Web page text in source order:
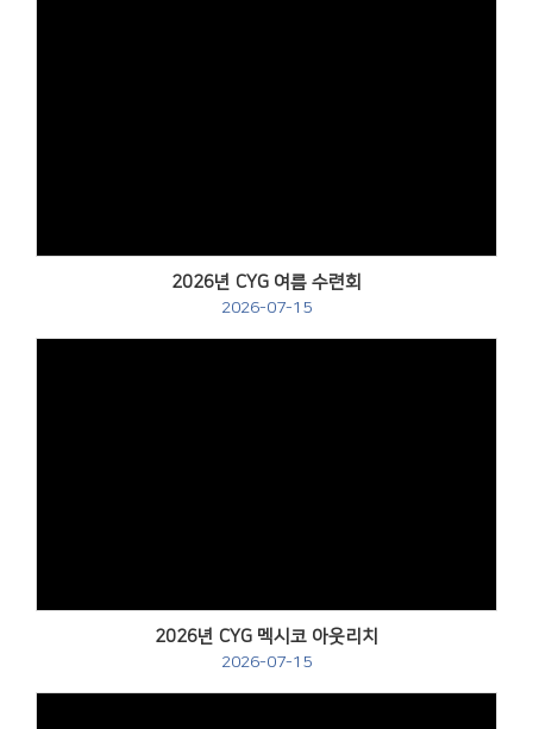
2026년 CYG 여름 수련회
2026-07-15
2026년 CYG 멕시코 아웃리치
2026-07-15